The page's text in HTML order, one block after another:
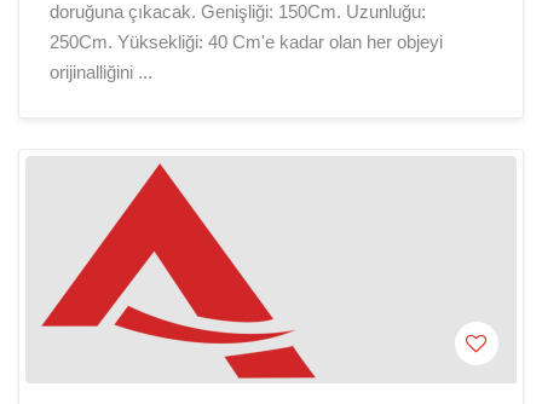
doruğuna çıkacak. Genişliği: 150Cm. Uzunluğu:
250Cm. Yüksekliği: 40 Cm'e kadar olan her objeyi
orijinalliğini ...